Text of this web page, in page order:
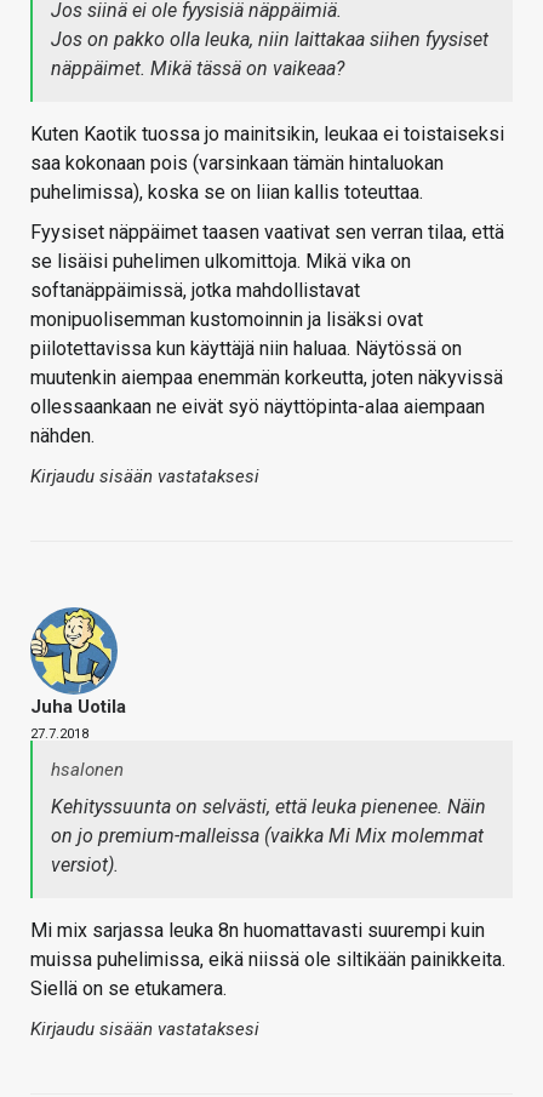
Jos siinä ei ole fyysisiä näppäimiä.
Jos on pakko olla leuka, niin laittakaa siihen fyysiset
näppäimet. Mikä tässä on vaikeaa?
Kuten Kaotik tuossa jo mainitsikin, leukaa ei toistaiseksi
saa kokonaan pois (varsinkaan tämän hintaluokan
puhelimissa), koska se on liian kallis toteuttaa.
Fyysiset näppäimet taasen vaativat sen verran tilaa, että
se lisäisi puhelimen ulkomittoja. Mikä vika on
softanäppäimissä, jotka mahdollistavat
monipuolisemman kustomoinnin ja lisäksi ovat
piilotettavissa kun käyttäjä niin haluaa. Näytössä on
muutenkin aiempaa enemmän korkeutta, joten näkyvissä
ollessaankaan ne eivät syö näyttöpinta-alaa aiempaan
nähden.
Kirjaudu sisään vastataksesi
Juha Uotila
27.7.2018
hsalonen
Kehityssuunta on selvästi, että leuka pienenee. Näin
on jo premium-malleissa (vaikka Mi Mix molemmat
versiot).
Mi mix sarjassa leuka 8n huomattavasti suurempi kuin
muissa puhelimissa, eikä niissä ole siltikään painikkeita.
Siellä on se etukamera.
Kirjaudu sisään vastataksesi